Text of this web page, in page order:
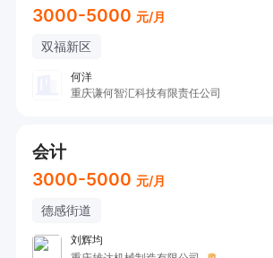
3000-5000 元/月
双福新区
何洋
重庆谦何智汇科技有限责任公司
会计
3000-5000 元/月
德感街道
刘辉均